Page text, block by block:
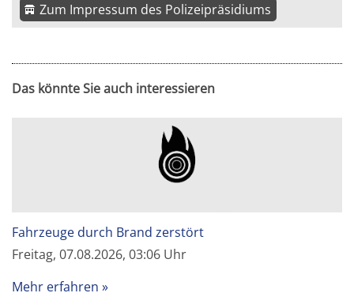
Zum Impressum des Polizeipräsidiums
Das könnte Sie auch interessieren
Fahrzeuge durch Brand zerstört
Freitag, 07.08.2026, 03:06 Uhr
Mehr erfahren